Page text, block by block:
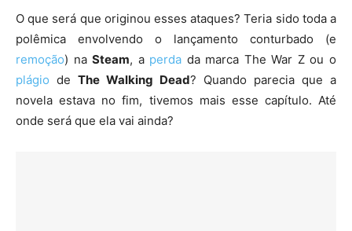
O que será que originou esses ataques? Teria sido toda a
polêmica envolvendo o lançamento conturbado (e
remoção) naSteam, a perda da marca The War Z ou o
plágio de The Walking Dead? Quando parecia que a
novela estava no fim, tivemos mais esse capítulo. Até
onde será que ela vai ainda?